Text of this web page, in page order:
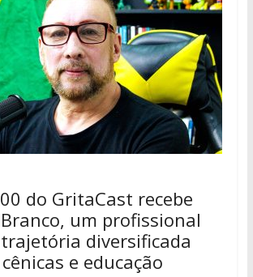
do GritaCast recebe
um profissional
diversificada
e educação